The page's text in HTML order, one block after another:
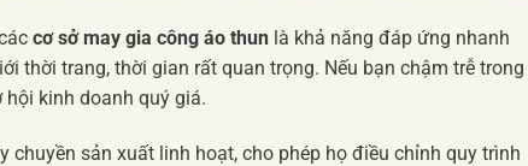
cơ sở may gia công áo thun là khả năng đáp ứng nhanh
thời trang, thời gian rất quan trọng. Nếu bạn chậm trễ trong
hội kinh doanh quý giá.
chuyền sản xuất linh hoạt, cho phép họ điều chỉnh quy trình